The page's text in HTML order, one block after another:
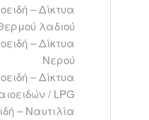
– Δίκτυα
λαδιού
– Δίκτυα
Νερού
– Δίκτυα
/ LPG
– Ναυτιλία